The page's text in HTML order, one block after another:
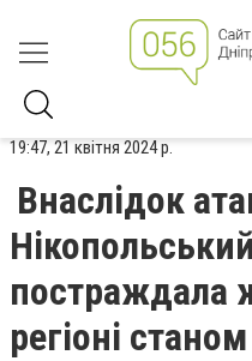
19:47, 21 квітня 2024 р.
Внаслідок
постраждала
регіоні